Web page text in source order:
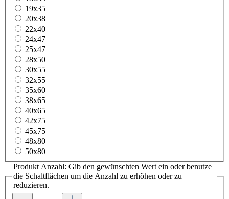
19x35
20x38
22x40
24x47
25x47
28x50
30x55
32x55
35x60
38x65
40x65
42x75
45x75
48x80
50x80
Produkt Anzahl: Gib den gewünschten Wert ein oder benutze
die Schaltflächen um die Anzahl zu erhöhen oder zu
reduzieren.